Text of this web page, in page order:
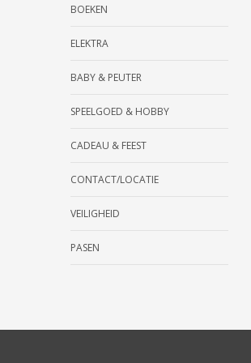
BOEKEN
ELEKTRA
BABY & PEUTER
SPEELGOED & HOBBY
CADEAU & FEEST
CONTACT/LOCATIE
VEILIGHEID
PASEN